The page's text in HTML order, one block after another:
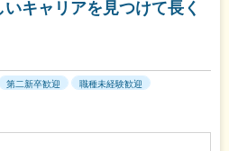
いキャリアを見つけて長く
第二新卒歓迎
職種未経験歓迎